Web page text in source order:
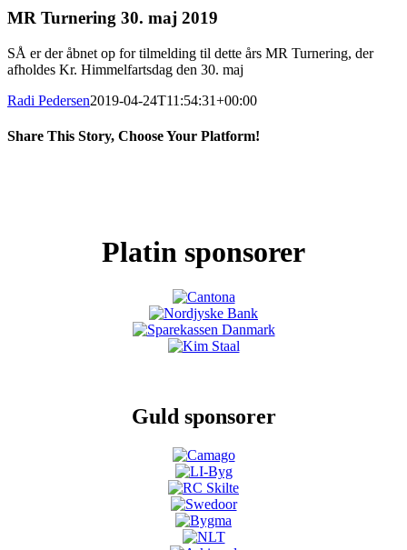
billede
MR Turnering 30. maj 2019
SÅ er der åbnet op for tilmelding til dette års MR Turnering, der
afholdes Kr. Himmelfartsdag den 30. maj
Radi Pedersen2019-04-24T11:54:31+00:00
Share This Story, Choose Your Platform!
Platin sponsorer
Guld sponsorer